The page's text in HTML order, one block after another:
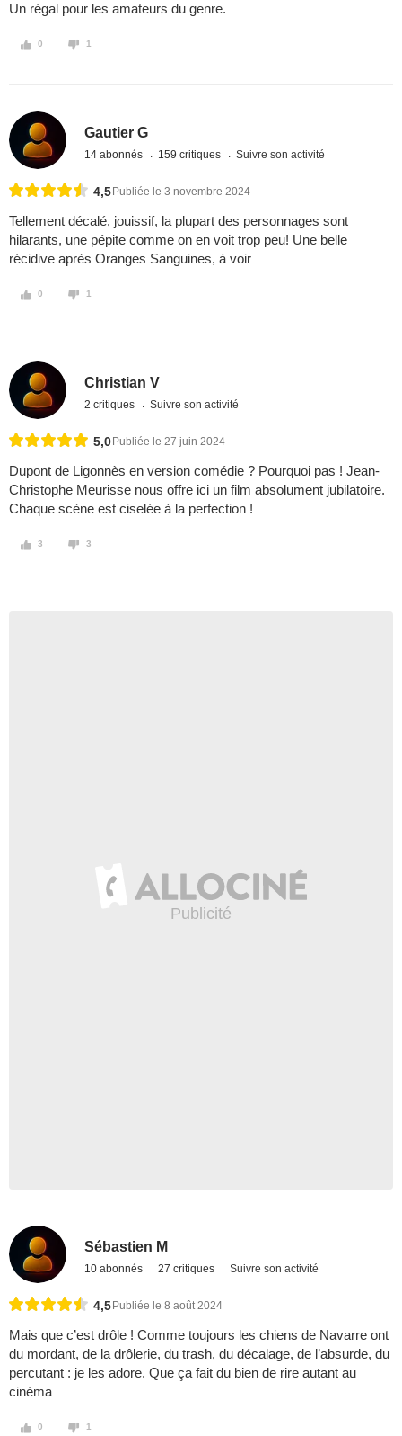
Un régal pour les amateurs du genre.
0 1
Gautier G
14 abonnés 159 critiques Suivre son activité
4,5 Publiée le 3 novembre 2024
Tellement décalé, jouissif, la plupart des personnages sont
hilarants, une pépite comme on en voit trop peu! Une belle
récidive après Oranges Sanguines, à voir
0 1
Christian V
2 critiques Suivre son activité
5,0 Publiée le 27 juin 2024
Dupont de Ligonnès en version comédie ? Pourquoi pas ! Jean-
Christophe Meurisse nous offre ici un film absolument jubilatoire.
Chaque scène est ciselée à la perfection !
3 3
Sébastien M
10 abonnés 27 critiques Suivre son activité
4,5 Publiée le 8 août 2024
Mais que c’est drôle ! Comme toujours les chiens de Navarre ont
du mordant, de la drôlerie, du trash, du décalage, de l’absurde, du
percutant : je les adore. Que ça fait du bien de rire autant au
cinéma
0 1